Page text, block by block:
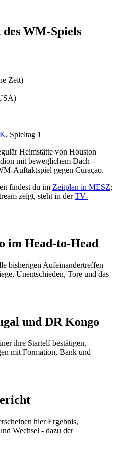
WM-Spiels
Zeit)
, Spieltag 1
Heimstätte von Houston
mit beweglichem Dach -
Auftaktspiel gegen Curaçao.
findest du im Zeitplan in MESZ;
zeigt, steht in derTV-
im Head-to-Head
bisherigen Aufeinandertreffen
Unentschieden, Tore und das
und DR Kongo
ihre Startelf bestätigen,
mit Formation, Bank und
hier Ergebnis,
Wechsel - dazu der